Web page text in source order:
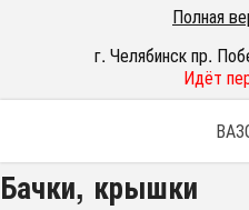
Полная
г. Челябинск пр.
Идёт
Бачки, крышки